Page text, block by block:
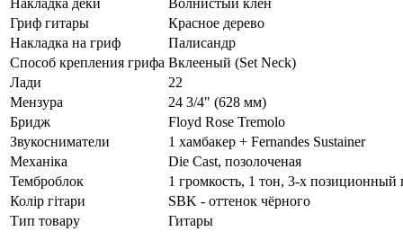
Гриф гитары
Красное дерево
Накладка на гриф
Палисандр
Способ крепления грифа Вклееный (Set Neck)
Лади
22
Мензура
24 3/4" (628 мм)
Бридж
Floyd Rose Tremolo
Звукосниматели
1 хамбакер + Fernandes Sustainer
Механіка
Die Cast, позолоченая
Темброблок
1 громкость, 1 тон, 3-х позиционный
Колір гітари
SBK - оттенок чёрного
Тип товару
Гитары